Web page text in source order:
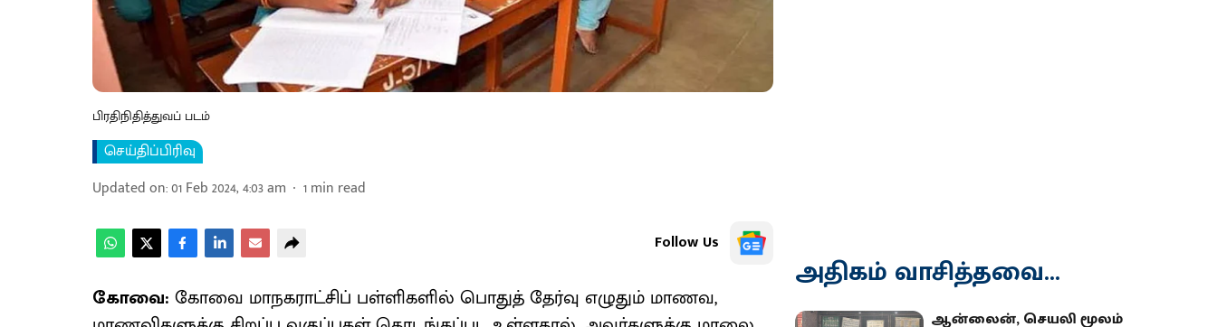
பிரதிநிதித்துவப் படம்
செய்திப்பிரிவு
Updated on:01 Feb 2024, 4:03 am 1min read
Follow Us
கோவை: கோவை மாநகராட்சிப் பள்ளிகளில் பொதுத் தேர்வு எழுதும் மாணவ,
அதிகம் வாசித்தவை...
ஆன்லைன், செயலி மூலம்